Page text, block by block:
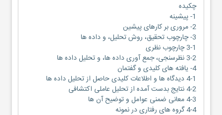
چکیده
1- پیشینه
2- مروری بر کارهای پیشین
3- چارچوب تحقیق، روش تحلیل، و داده ها
3-1 چارچوب نظری
3-2 نظرسنجی، جمع آوری داده ها، و تحلیل داده ها
4- یافته های کلیدی و گفتمان
4-1 دیدگاه ها و اطلاعات کلیدی حاصل از تحلیل داده ها
4-2 نتایج بدست آمده از تحلیل عاملی اکتشافی
4-3 معانی ضمنی عوامل و توضیح آن ها
4-4 گروه های رفتاری در نمونه